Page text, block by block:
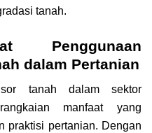
tanah.
Penggunaan
dalam Pertanian
tanah dalam sektor
manfaat yang
praktisi pertanian. Dengan